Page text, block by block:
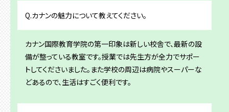
Q.カナンの魅力について教えてください。
カナン国際教育学院の第一印象は新しい校舎で、最新の設
備が整っている教室です。授業では先生方が全力でサポー
トしてくださいました。また学校の周辺は病院やスーパーな
どあるので、生活はすごく便利です。